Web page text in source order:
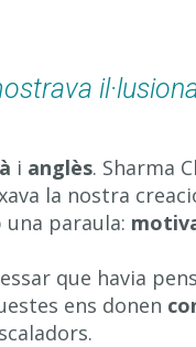
i anglès. Sharma
la nostra
paraula:
que havia
ens donen